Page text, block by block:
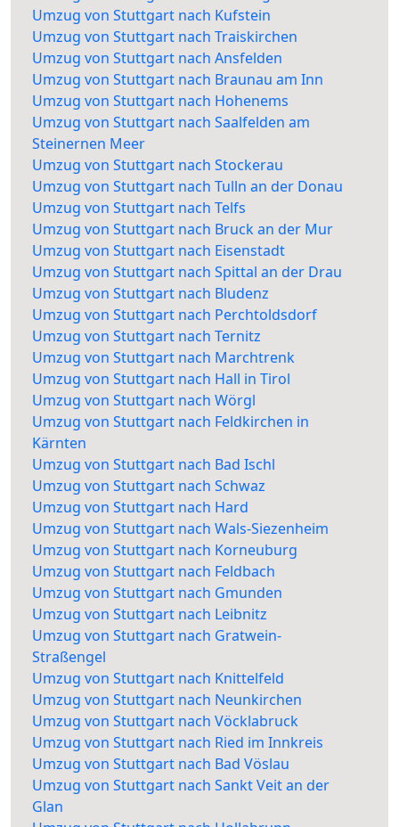
Umzug von Stuttgart nach Kufstein
Umzug von Stuttgart nach Traiskirchen
Umzug von Stuttgart nach Ansfelden
Umzug von Stuttgart nach Braunau am Inn
Umzug von Stuttgart nach Hohenems
Umzug von Stuttgart nach Saalfelden am
Steinernen Meer
Umzug von Stuttgart nach Stockerau
Umzug von Stuttgart nach Tulln an der Donau
Umzug von Stuttgart nach Telfs
Umzug von Stuttgart nach Bruck an der Mur
Umzug von Stuttgart nach Eisenstadt
Umzug von Stuttgart nach Spittal an der Drau
Umzug von Stuttgart nach Bludenz
Umzug von Stuttgart nach Perchtoldsdorf
Umzug von Stuttgart nach Ternitz
Umzug von Stuttgart nach Marchtrenk
Umzug von Stuttgart nach Hall in Tirol
Umzug von Stuttgart nach Wörgl
Umzug von Stuttgart nach Feldkirchen in
Kärnten
Umzug von Stuttgart nach Bad Ischl
Umzug von Stuttgart nach Schwaz
Umzug von Stuttgart nach Hard
Umzug von Stuttgart nach Wals-Siezenheim
Umzug von Stuttgart nach Korneuburg
Umzug von Stuttgart nach Feldbach
Umzug von Stuttgart nach Gmunden
Umzug von Stuttgart nach Leibnitz
Umzug von Stuttgart nach Gratwein-
Straßengel
Umzug von Stuttgart nach Knittelfeld
Umzug von Stuttgart nach Neunkirchen
Umzug von Stuttgart nach Vöcklabruck
Umzug von Stuttgart nach Ried im Innkreis
Umzug von Stuttgart nach Bad Vöslau
Umzug von Stuttgart nach Sankt Veit an der
Glan